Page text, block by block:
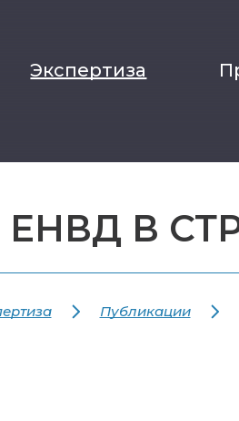
Экспертиза
ЕНВД В
Публикации